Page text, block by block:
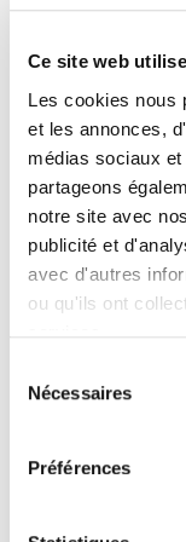
Ce site web
Les cookies nous
et les annonces,
médias sociaux
partageons
notre site avec
publicité et
avec d'autres
ou qu'ils ont
Nécessaires
Préférences
Support mural
240 mm
18,05 € TTC 19
-8%